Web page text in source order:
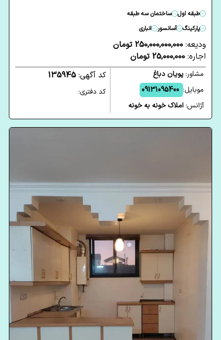
طبقه اول
ساختمان سه طبقه
پارکینگ
آسانسور انباری
ودیعه: 250,000,000,000 تومان
اجاره: 25,000,000 تومان
مشاور:پویان دباغ
موبایل: 09131095400
آژانس:املاک خونه به خونه
کد آگهی: 135945
کد دفتری: